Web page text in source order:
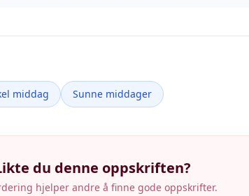
middag Sunne middager
du denne oppskriften?
hjelper andre å finne gode oppskrifter.